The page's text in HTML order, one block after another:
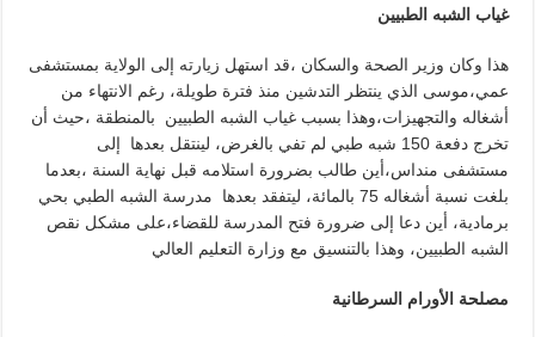
غياب الشبه الطبيين
هذا وكان وزير الصحة والسكان ،قد استهل زيارته إلى الولاية بمستشفى
عمي،موسى الذي ينتظر التدشين منذ فترة طويلة، رغم الانتهاء من
أشغاله والتجهيزات،وهذا بسبب غياب الشبه الطبيين بالمنطقة ،حيث أن
تخرج دفعة 150 شبه طبي لم تفي بالغرض، لينتقل بعدها إلى
مستشفى منداس،أين طالب بضرورة استلامه قبل نهاية السنة ،بعدما
بلغت نسبة أشغاله 75 بالمائة، ليتفقد بعدها مدرسة الشبه الطبي بحي
برمادية، أين دعا إلى ضرورة فتح المدرسة للقضاء،على مشكل نقص
الشبه الطبيين، وهذا بالتنسيق مع وزارة التعليم العالي
مصلحة الأورام السرطانية